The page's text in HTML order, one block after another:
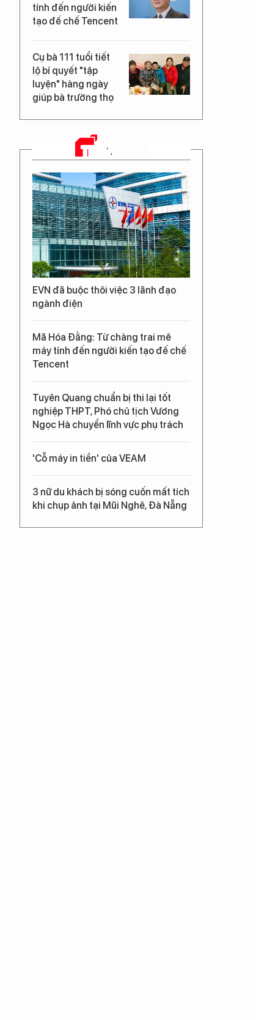
tính đến người kiến
tạo đế chế Tencent
Cụ bà 111 tuổi tiết
lộ bí quyết "tập
luyện" hàng ngày
giúp bà trường thọ
TRANG CHỦ
EVN đã buộc thôi việc 3 lãnh đạo
ngành điện
Mã Hóa Đằng: Từ chàng trai mê
máy tính đến người kiến tạo đế chế
Tencent
Tuyên Quang chuẩn bị thi lại tốt
nghiệp THPT, Phó chủ tịch Vương
Ngọc Hà chuyển lĩnh vực phụ trách
'Cỗ máy in tiền' của VEAM
3 nữ du khách bị sóng cuốn mất tích
khi chụp ảnh tại Mũi Nghê, Đà Nẵng